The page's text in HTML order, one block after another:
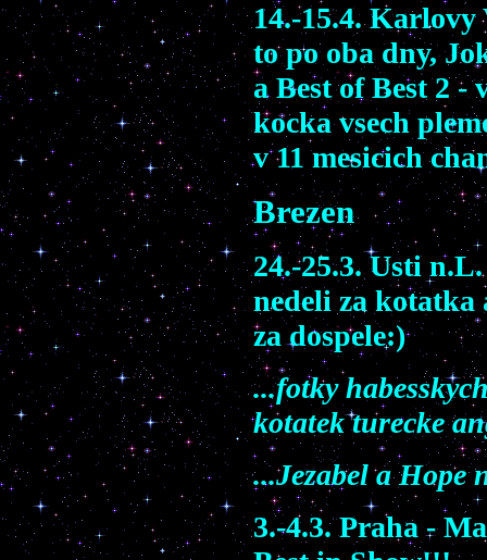
14.-15.4.
to po oba dny,
a Best of Best 2 -
kocka vsech
v 11 mesicich
Brezen
24.-25.3. Usti
nedeli za kotatka
za dospele:)
...fotky
kotatek turecke
...Jezabel a Hope
3.-4.3. Praha -